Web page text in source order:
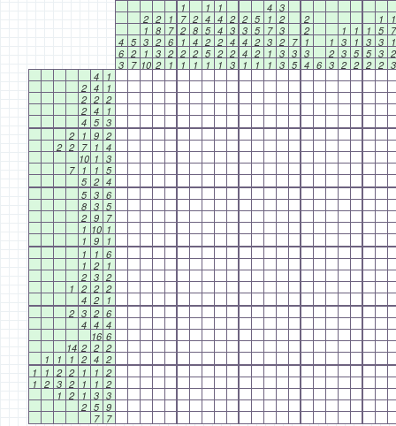
1 1 1 4 3
2 2 1 7 2 4 4 2 2 5 1 2 2 1
1
1 8 7 2 8 5 4 3 3 5 7 3 2 1 1 1 5 7
4 5 3 2 6 1 4 2 2 4 4 2 3 2 7 1 1 3 1 3 3
1
6 2 1 3 2 2 2 5 2 2 4 2 1 3 3 3 2 3 5 5 3 2
3 7 10 2 1 1 1 1 1 3 1 1 1 3 5 4 6 3 2 2 2 2 3
4
1
2 4
1
2 2 2
2 4
1
4 5 3
2
1 9 2
2 2 7 1 4
10 1 3
7
1 1 5
5 2 4
5 3 6
8 3 5
2 9 7
1 10 1
1 9
1
1
1 6
1 2
1
2 3 2
1 2 2 2
4 2
1
2 3 2 6
4 4 4
16 6
14 2 2 2
1
1 1 2 4 2
1
1 2 2 1 1 2
1 2 3 2 1 1 2
1 2 1 3 3
2 5 9
7 7